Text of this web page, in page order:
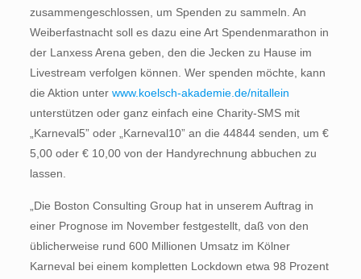
zusammengeschlossen, um Spenden zu sammeln. An
Weiberfastnacht soll es dazu eine Art Spendenmarathon in
der Lanxess Arena geben, den die Jecken zu Hause im
Livestream verfolgen können. Wer spenden möchte, kann
die Aktion unter www.koelsch-akademie.de/nitallein
unterstützen oder ganz einfach eine Charity-SMS mit
„Karneval5” oder „Karneval10” an die 44844 senden, um €
5,00 oder € 10,00 von der Handyrechnung abbuchen zu
lassen.
„Die Boston Consulting Group hat in unserem Auftrag in
einer Prognose im November festgestellt, daß von den
üblicherweise rund 600 Millionen Umsatz im Kölner
Karneval bei einem kompletten Lockdown etwa 98 Prozent